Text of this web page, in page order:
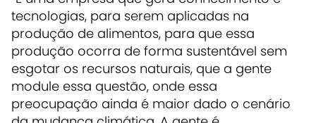
tecnologias, para serem aplicadas na
produção de alimentos, para que essa
produção ocorra de forma sustentável sem
esgotar os recursos naturais, que a gente
module essa questão, onde essa
preocupação ainda é maior dado o cenário